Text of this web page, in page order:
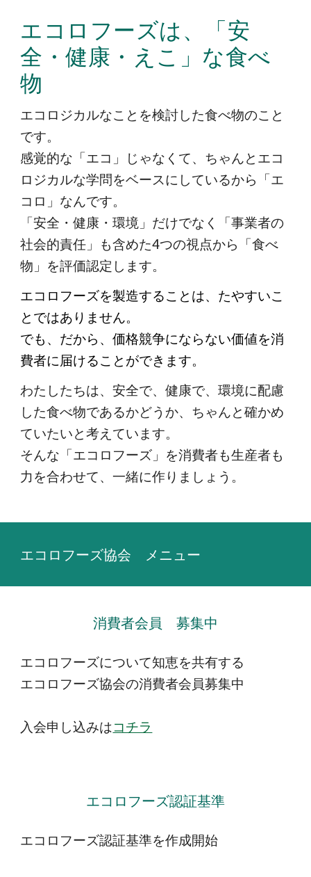
エコロフーズは、「安
全・健康・えこ」な食べ
物
エコロジカルなことを検討した食べ物のこと
です。
感覚的な「エコ」じゃなくて、ちゃんとエコ
ロジカルな学問をベースにしているから「エ
コロ」なんです。
「安全・健康・環境」だけでなく「事業者の
社会的責任」も含めた4つの視点から「食べ
物」を評価認定します。
エコロフーズを製造することは、たやすいこ
とではありません。
でも、だから、価格競争にならない価値を消
費者に届けることができます。
わたしたちは、安全で、健康で、環境に配慮
した食べ物であるかどうか、ちゃんと確かめ
ていたいと考えています。
そんな「エコロフーズ」を消費者も生産者も
力を合わせて、一緒に作りましょう。
エコロフーズ協会 メニュー
消費者会員 募集中
エコロフーズについて知恵を共有する
エコロフーズ協会の消費者会員募集中
入会申し込みはコチラ
エコロフーズ認証基準
エコロフーズ認証基準を作成開始